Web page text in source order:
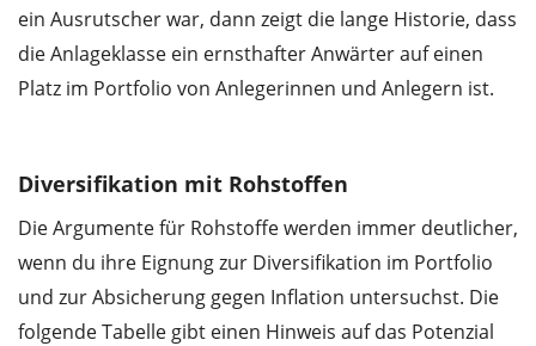
ein Ausrutscher war, dann zeigt die lange Historie, dass
die Anlageklasse ein ernsthafter Anwärter auf einen
Platz im Portfolio von Anlegerinnen und Anlegern ist.
Diversifikation mit Rohstoffen
Die Argumente für Rohstoffe werden immer deutlicher,
wenn du ihre Eignung zur Diversifikation im Portfolio
und zur Absicherung gegen Inflation untersuchst. Die
folgende Tabelle gibt einen Hinweis auf das Potenzial